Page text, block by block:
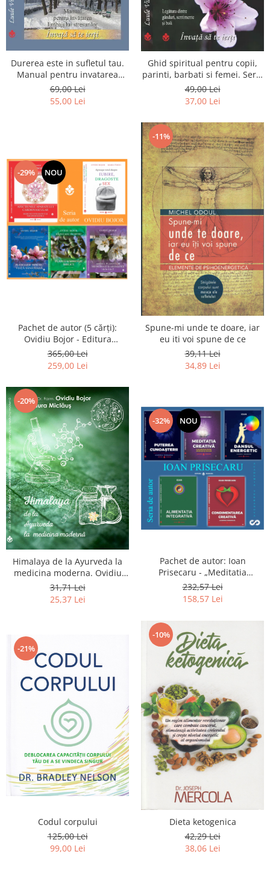
Literatura
Psihologie
Sanatate
Sociologie
Stiinta
Durerea este in sufletul tau.
Manual pentru invatarea
limbajului stresurilor Seria
Invata sa te Ierti Luule Viilma
69,00 Lei
55,00 Lei
Ghid spiritual pentru copii,
parinti, barbati si femei. Seria
Invata sa te ierti. Luule Viilma
49,00 Lei
37,00 Lei
-29% NOU
Pachet de autor (5 cărți):
Ovidiu Bojor - Editura
Dharana
365,00 Lei
259,00 Lei
-11%
Spune-mi unde te doare, iar
eu iti voi spune de ce
39,11 Lei
34,89 Lei
-20%
Himalaya de la Ayurveda la
medicina moderna. Ovidiu
Bojor, Laura Miclaus
31,71 Lei
25,37 Lei
-32% NOU
Pachet de autor: Ioan
Prisecaru - „Meditatia
creativa” „Puterea
cunoasterii”, „Dansul
creativa”
232,57 Lei
158,57 Lei
-21%
Codul corpului
125,00 Lei
99,00 Lei
-10%
Dieta ketogenica
42,29 Lei
38,06 Lei